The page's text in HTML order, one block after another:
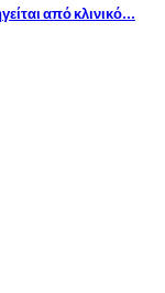
από κλινικό…